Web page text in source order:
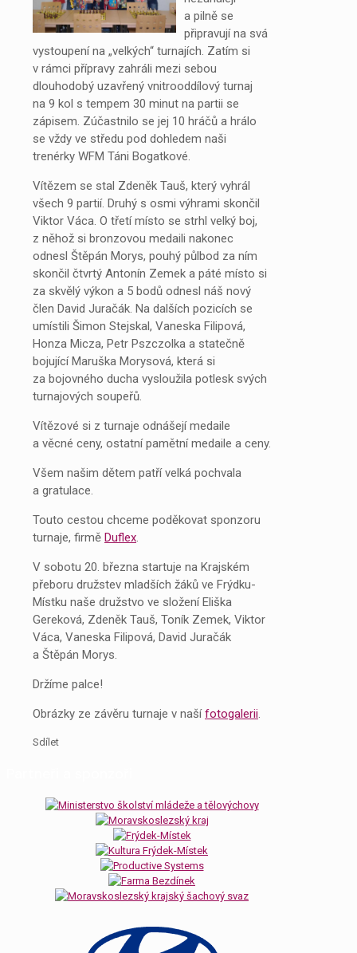
a pilně se
připravují na svá
vystoupení na „velkých“ turnajích. Zatím si
v rámci přípravy zahráli mezi sebou
dlouhodobý uzavřený vnitrooddílový turnaj
na 9 kol s tempem 30 minut na partii se
zápisem. Zúčastnilo se jej 10 hráčů a hrálo
se vždy ve středu pod dohledem naši
trenérky WFM Táni Bogatkové.
Vítězem se stal Zdeněk Tauš, který vyhrál
všech 9 partií. Druhý s osmi výhrami skončil
Viktor Váca. O třetí místo se strhl velký boj,
z něhož si bronzovou medaili nakonec
odnesl Štěpán Morys, pouhý půlbod za ním
skončil čtvrtý Antonín Zemek a páté místo si
za skvělý výkon a 5 bodů odnesl náš nový
člen David Juračák. Na dalších pozicích se
umístili Šimon Stejskal, Vaneska Filipová,
Honza Micza, Petr Pszczolka a statečně
bojující Maruška Morysová, která si
za bojovného ducha vysloužila potlesk svých
turnajových soupeřů.
Vítězové si z turnaje odnášejí medaile
a věcné ceny, ostatní pamětní medaile a ceny.
Všem našim dětem patří velká pochvala
a gratulace.
Touto cestou chceme poděkovat sponzoru
turnaje, firmě Duflex.
V sobotu 20. března startuje na Krajském
přeboru družstev mladších žáků ve Frýdku-
Místku naše družstvo ve složení Eliška
Gereková, Zdeněk Tauš, Toník Zemek, Viktor
Váca, Vaneska Filipová, David Juračák
a Štěpán Morys.
Držíme palce!
Obrázky ze závěru turnaje v našífotogalerii.
Sdílet